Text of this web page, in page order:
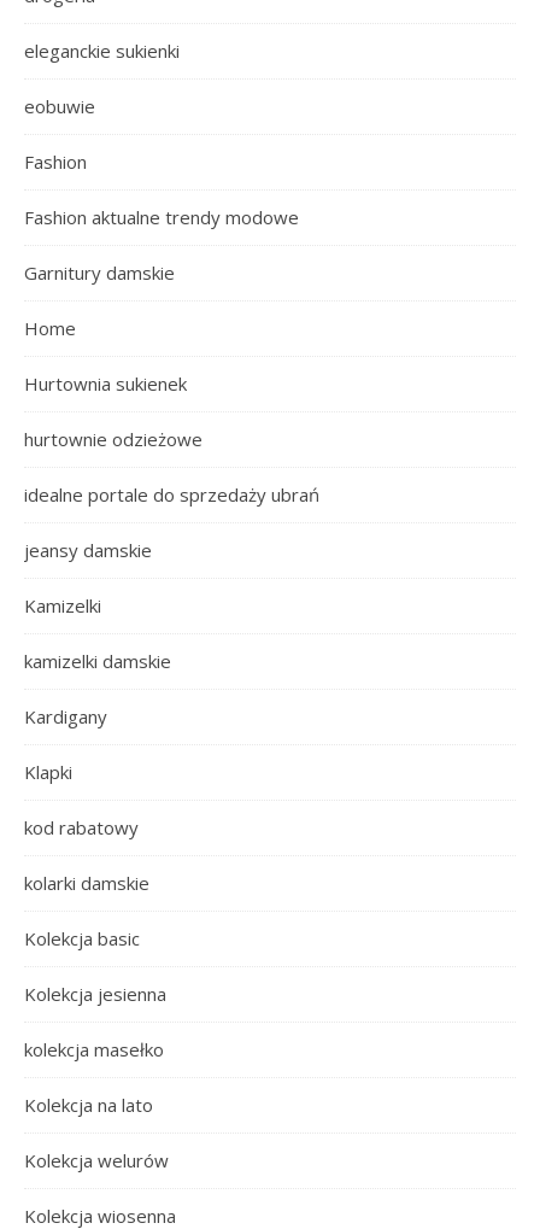
eleganckie sukienki
eobuwie
Fashion
Fashion aktualne trendy modowe
Garnitury damskie
Home
Hurtownia sukienek
hurtownie odzieżowe
idealne portale do sprzedaży ubrań
jeansy damskie
Kamizelki
kamizelki damskie
Kardigany
Klapki
kod rabatowy
kolarki damskie
Kolekcja basic
Kolekcja jesienna
kolekcja masełko
Kolekcja na lato
Kolekcja welurów
Kolekcja wiosenna